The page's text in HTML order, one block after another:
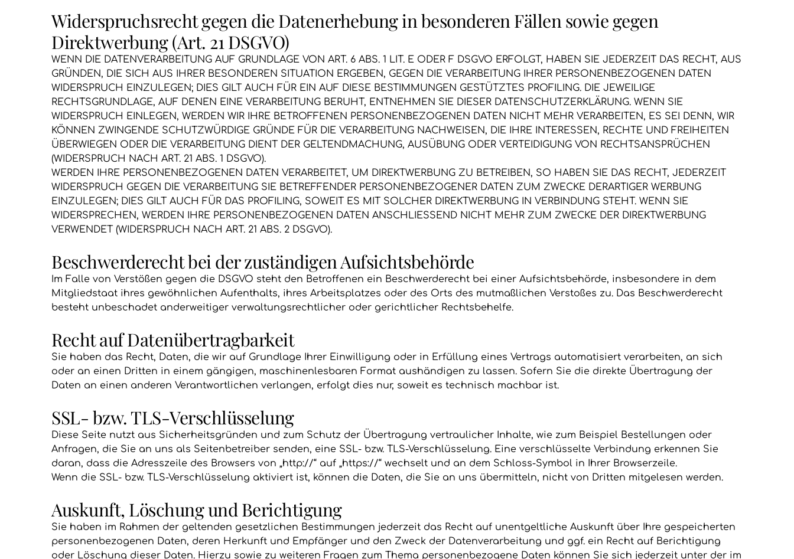
Widerspruchsrecht gegen die Datenerhebung in besonderen Fällen sowie gegen
Direktwerbung (Art. 21 DSGVO)
WENN DIE DATENVERARBEITUNG AUF GRUNDLAGE VON ART. 6 ABS. 1 LIT. E ODER F DSGVO ERFOLGT, HABEN SIE JEDERZEIT DAS RECHT, AUS
GRÜNDEN, DIE SICH AUS IHRER BESONDEREN SITUATION ERGEBEN, GEGEN DIE VERARBEITUNG IHRER PERSONENBEZOGENEN DATEN
WIDERSPRUCH EINZULEGEN; DIES GILT AUCH FÜR EIN AUF DIESE BESTIMMUNGEN GESTÜTZTES PROFILING. DIE JEWEILIGE
RECHTSGRUNDLAGE, AUF DENEN EINE VERARBEITUNG BERUHT, ENTNEHMEN SIE DIESER DATENSCHUTZERKLÄRUNG. WENN SIE
WIDERSPRUCH EINLEGEN, WERDEN WIR IHRE BETROFFENEN PERSONENBEZOGENEN DATEN NICHT MEHR VERARBEITEN, ES SEI DENN, WIR
KÖNNEN ZWINGENDE SCHUTZWÜRDIGE GRÜNDE FÜR DIE VERARBEITUNG NACHWEISEN, DIE IHRE INTERESSEN, RECHTE UND FREIHEITEN
ÜBERWIEGEN ODER DIE VERARBEITUNG DIENT DER GELTENDMACHUNG, AUSÜBUNG ODER VERTEIDIGUNG VON RECHTSANSPRÜCHEN
(WIDERSPRUCH NACH ART. 21 ABS. 1 DSGVO).
WERDEN IHRE PERSONENBEZOGENEN DATEN VERARBEITET, UM DIREKTWERBUNG ZU BETREIBEN, SO HABEN SIE DAS RECHT, JEDERZEIT
WIDERSPRUCH GEGEN DIE VERARBEITUNG SIE BETREFFENDER PERSONENBEZOGENER DATEN ZUM ZWECKE DERARTIGER WERBUNG
EINZULEGEN; DIES GILT AUCH FÜR DAS PROFILING, SOWEIT ES MIT SOLCHER DIREKTWERBUNG IN VERBINDUNG STEHT. WENN SIE
WIDERSPRECHEN, WERDEN IHRE PERSONENBEZOGENEN DATEN ANSCHLIESSEND NICHT MEHR ZUM ZWECKE DER DIREKTWERBUNG
VERWENDET (WIDERSPRUCH NACH ART. 21 ABS. 2 DSGVO).
Beschwerde­recht bei der zuständigen Aufsichts­behörde
Im Falle von Verstößen gegen die DSGVO steht den Betroffenen ein Beschwerderecht bei einer Aufsichtsbehörde, insbesondere in dem
Mitgliedstaat ihres gewöhnlichen Aufenthalts, ihres Arbeitsplatzes oder des Orts des mutmaßlichen Verstoßes zu. Das Beschwerderecht
besteht unbeschadet anderweitiger verwaltungsrechtlicher oder gerichtlicher Rechtsbehelfe.
Recht auf Daten­übertrag­barkeit
Sie haben das Recht, Daten, die wir auf Grundlage Ihrer Einwilligung oder in Erfüllung eines Vertrags automatisiert verarbeiten, an sich
oder an einen Dritten in einem gängigen, maschinenlesbaren Format aushändigen zu lassen. Sofern Sie die direkte Übertragung der
Daten an einen anderen Verantwortlichen verlangen, erfolgt dies nur, soweit es technisch machbar ist.
SSL- bzw. TLS-Verschlüsselung
Diese Seite nutzt aus Sicherheitsgründen und zum Schutz der Übertragung vertraulicher Inhalte, wie zum Beispiel Bestellungen oder
Anfragen, die Sie an uns als Seitenbetreiber senden, eine SSL- bzw. TLS-Verschlüsselung. Eine verschlüsselte Verbindung erkennen Sie
daran, dass die Adresszeile des Browsers von „http://“ auf „https://“ wechselt und an dem Schloss-Symbol in Ihrer Browserzeile.
Wenn die SSL- bzw. TLS-Verschlüsselung aktiviert ist, können die Daten, die Sie an uns übermitteln, nicht von Dritten mitgelesen werden.
Auskunft, Löschung und Berichtigung
Sie haben im Rahmen der geltenden gesetzlichen Bestimmungen jederzeit das Recht auf unentgeltliche Auskunft über Ihre gespeicherten
personenbezogenen Daten, deren Herkunft und Empfänger und den Zweck der Datenverarbeitung und ggf. ein Recht auf Berichtigung
oder Löschung dieser Daten. Hierzu sowie zu weiteren Fragen zum Thema personenbezogene Daten können Sie sich jederzeit unter der im